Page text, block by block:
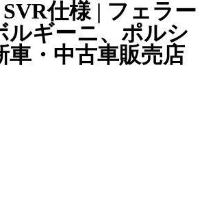
仕様 | フェラー
ルギーニ、ポルシ
車・中古車販売店